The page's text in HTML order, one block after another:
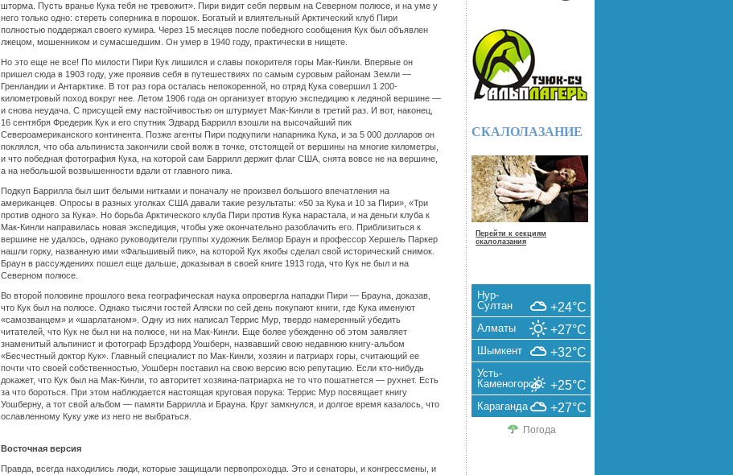
шторма. Пусть вранье Кука тебя не тревожит». Пири видит себя первым на Северном полюсе, и на уме у
него только одно: стереть соперника в порошок. Богатый и влиятельный Арктический клуб Пири
полностью поддержал своего кумира. Через 15 месяцев после победного сообщения Кук был объявлен
лжецом, мошенником и сумасшедшим. Он умер в 1940 году, практически в нищете.
Но это еще не все! По милости Пири Кук лишился и славы покорителя горы Мак-Кинли. Впервые он
пришел сюда в 1903 году, уже проявив себя в путешествиях по самым суровым районам Земли —
Гренландии и Антарктике. В тот раз гора осталась непокоренной, но отряд Кука совершил 1 200-
километровый поход вокруг нее. Летом 1906 года он организует вторую экспедицию к ледяной вершине —
и снова неудача. С присущей ему настойчивостью он штурмует Мак-Кинли в третий раз. И вот, наконец,
16 сентября Фредерик Кук и его спутник Эдвард Баррилл взошли на высочайший пик
Североамериканского континента. Позже агенты Пири подкупили напарника Кука, и за 5 000 долларов он
поклялся, что оба альпиниста закончили свой вояж в точке, отстоящей от вершины на многие километры,
и что победная фотография Кука, на которой сам Баррилл держит флаг США, снята вовсе не на вершине,
а на небольшой возвышенности вдали от главного пика.
Подкуп Баррилла был шит белыми нитками и поначалу не произвел большого впечатления на
американцев. Опросы в разных уголках США давали такие результаты: «50 за Кука и 10 за Пири», «Три
против одного за Кука». Но борьба Арктического клуба Пири против Кука нарастала, и на деньги клуба к
Мак-Кинли направилась новая экспедиция, чтобы уже окончательно разоблачить его. Приблизиться к
вершине не удалось, однако руководители группы художник Белмор Браун и профессор Хершель Паркер
нашли горку, названную ими «Фальшивый пик», на которой Кук якобы сделал свой исторический снимок.
Браун в рассуждениях пошел еще дальше, доказывая в своей книге 1913 года, что Кук не был и на
Северном полюсе.
Во второй половине прошлого века географическая наука опровергла нападки Пири — Брауна, доказав,
что Кук был на полюсе. Однако тысячи гостей Аляски по сей день покупают книги, где Кука именуют
«самозванцем» и «шарлатаном». Одну из них написал Террис Мур, твердо намеренный убедить
читателей, что Кук не был ни на полюсе, ни на Мак-Кинли. Еще более убежденно об этом заявляет
знаменитый альпинист и фотограф Брэдфорд Уошберн, назвавший свою недавнюю книгу-альбом
«Бесчестный доктор Кук». Главный специалист по Мак-Кинли, хозяин и патриарх горы, считающий ее
почти что своей собственностью, Уошберн поставил на свою версию всю репутацию. Если кто-нибудь
докажет, что Кук был на Мак-Кинли, то авторитет хозяина-патриарха не то что пошатнется — рухнет. Есть
за что бороться. При этом наблюдается настоящая круговая порука: Террис Мур посвящает книгу
Уошберну, а тот свой альбом — памяти Баррилла и Брауна. Круг замкнулся, и долгое время казалось, что
ославленному Куку уже из него не выбраться.
Восточная версия
Правда, всегда находились люди, которые защищали первопроходца. Это и сенаторы, и конгрессмены, и
СКАЛОЛАЗАНИЕ
Перейти к секциям
скалолазания
Нур-
Султан
+24°C
Алматы +27°C
Шымкент +32°C
Усть-
Каменогорск
+25°C
Караганда +27°C
Погода